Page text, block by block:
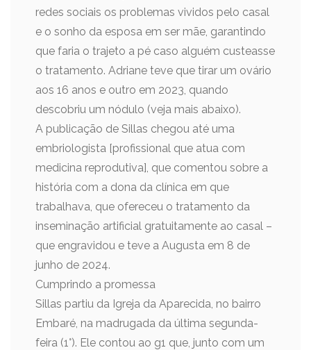
redes sociais os problemas vividos pelo casal
e o sonho da esposa em ser mãe, garantindo
que faria o trajeto a pé caso alguém custeasse
o tratamento. Adriane teve que tirar um ovário
aos 16 anos e outro em 2023, quando
descobriu um nódulo (veja mais abaixo).
A publicação de Sillas chegou até uma
embriologista [profissional que atua com
medicina reprodutiva], que comentou sobre a
história com a dona da clínica em que
trabalhava, que ofereceu o tratamento da
inseminação artificial gratuitamente ao casal –
que engravidou e teve a Augusta em 8 de
junho de 2024.
Cumprindo a promessa
Sillas partiu da Igreja da Aparecida, no bairro
Embaré, na madrugada da última segunda-
feira (1°). Ele contou ao g1 que, junto com um